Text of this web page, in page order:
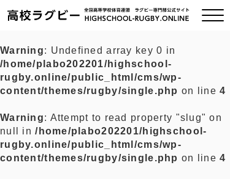
ご挨拶
全国チーム紹介
Warning: Undefined array key 0 in
/home/plabo202201/highschool-
rugby.online/public_html/cms/wp-
content/themes/rugby/single.php on line4
Warning: Attempt to read property "slug" on
null in/home/plabo202201/highschool-
rugby.online/public_html/cms/wp-
content/themes/rugby/single.php on line4